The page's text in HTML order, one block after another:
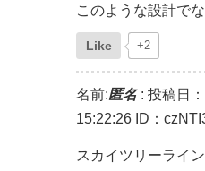
このような設計で
Like +2
名前:匿名: 投稿日
15:22:26 ID：
スカイツリーライ